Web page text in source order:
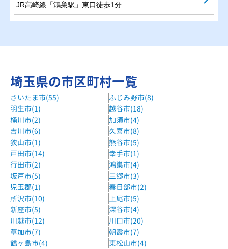
JR高崎線「鴻巣駅」東口徒歩1分
埼玉県の市区町村一覧
さいたま市(55)
ふじみ野市(8)
羽生市(1)
越谷市(18)
桶川市(2)
加須市(4)
吉川市(6)
久喜市(8)
狭山市(1)
熊谷市(5)
戸田市(14)
幸手市(1)
行田市(2)
鴻巣市(4)
坂戸市(5)
三郷市(3)
児玉郡(1)
春日部市(2)
所沢市(10)
上尾市(5)
新座市(5)
深谷市(4)
川越市(12)
川口市(20)
草加市(7)
朝霞市(7)
鶴ヶ島市(4)
東松山市(4)